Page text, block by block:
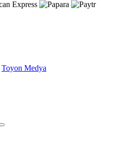
Toyon Medya